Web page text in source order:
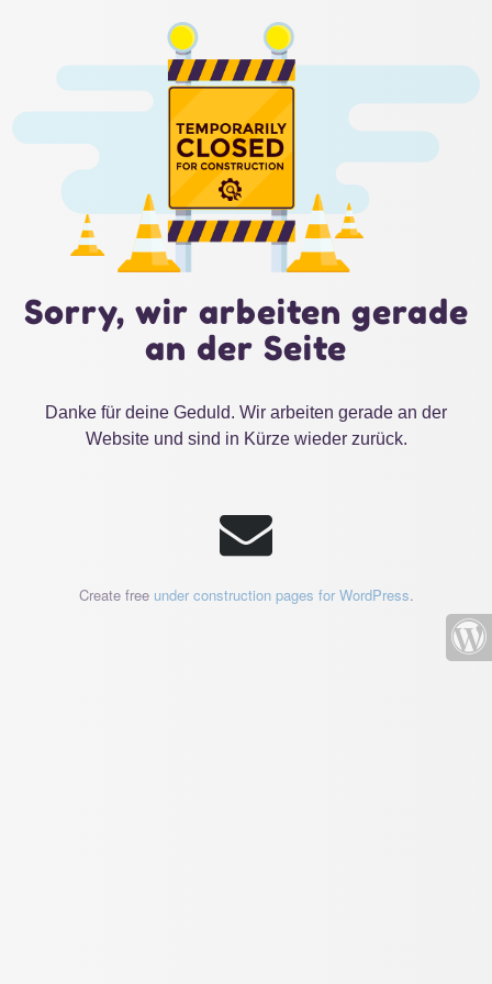
Sorry, wir arbeiten gerade
an der Seite
Danke für deine Geduld. Wir arbeiten gerade an der
Website und sind in Kürze wieder zurück.
Create free under construction pages for WordPress.